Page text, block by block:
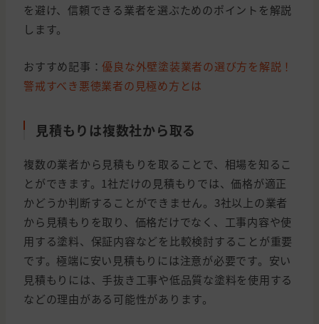
を避け、信頼できる業者を選ぶためのポイントを解説
します。
おすすめ記事：優良な外壁塗装業者の選び方を解説！
警戒すべき悪徳業者の見極め方とは
見積もりは複数社から取る
複数の業者から見積もりを取ることで、相場を知るこ
とができます。1社だけの見積もりでは、価格が適正
かどうか判断することができません。3社以上の業者
から見積もりを取り、価格だけでなく、工事内容や使
用する塗料、保証内容などを比較検討することが重要
です。極端に安い見積もりには注意が必要です。安い
見積もりには、手抜き工事や低品質な塗料を使用する
などの理由がある可能性があります。